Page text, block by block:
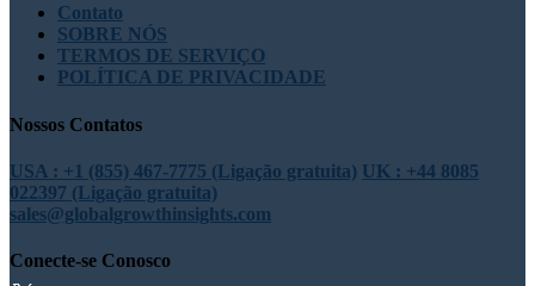
Contato
SOBRE NÓS
TERMOS DE SERVIÇO
POLÍTICA DE PRIVACIDADE
Nossos Contatos
USA : +1 (855) 467-7775 (Ligação gratuita) UK : +44 8085
022397 (Ligação gratuita)
sales@globalgrowthinsights.com
Conecte-se Conosco